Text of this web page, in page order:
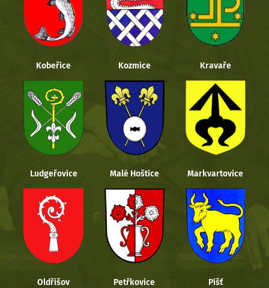
Kobeřice Kozmice Kravaře
Ludgeřovice Malé Hoštice Markvartovice
Oldřišov Petřkovice Píšť